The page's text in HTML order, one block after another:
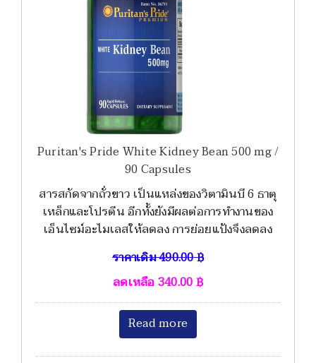
Puritan's Pride White Kidney Bean 500 mg /
90 Capsules
สารสกัดจากถั่วขาว เป็นแหล่งของวิตามินบี 6 ธาตุ
เหล็กและโปรตีน อีกทั้งยังมีผลต่อการทำงานของ
เอ็นไซม์อะไมเลสให้ลดลง การย่อยแป้งจึงลดลง
ราคาเดิม490.00฿
ลดเหลือ340.00฿
Read more